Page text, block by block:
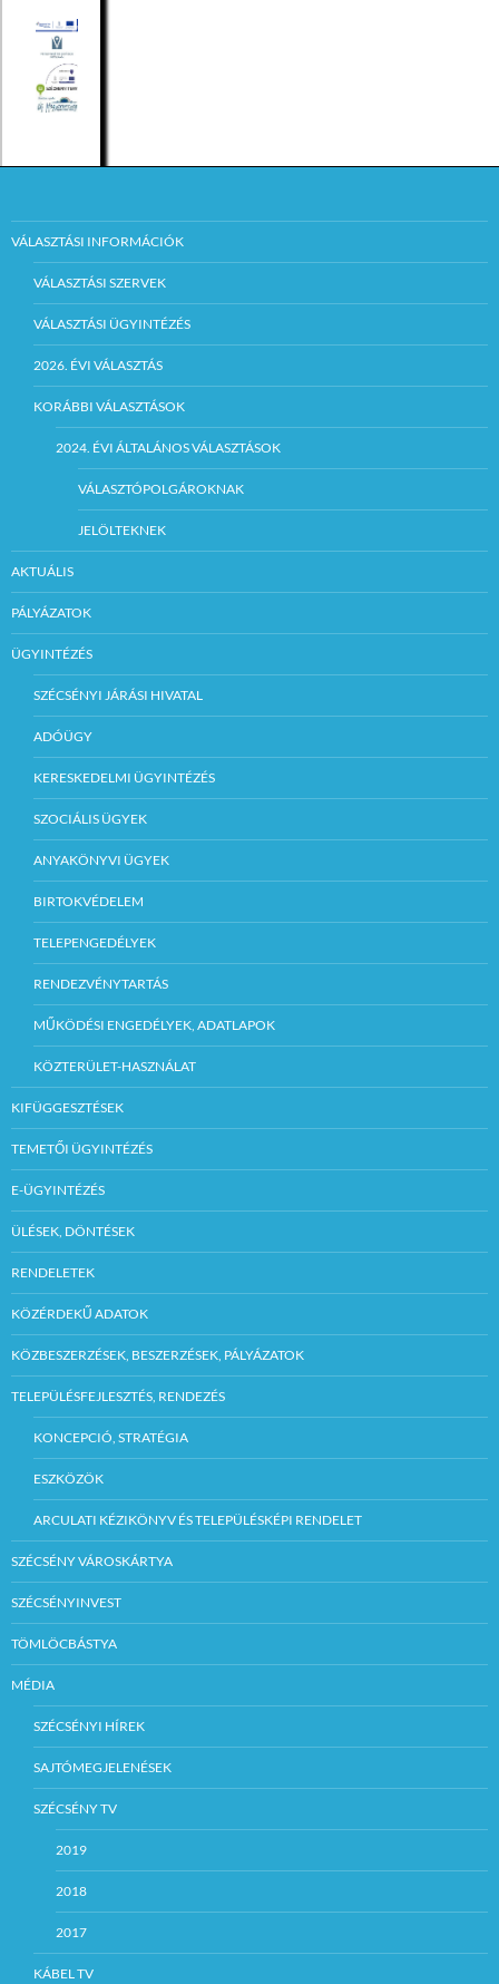
VÁLASZTÁSI INFORMÁCIÓK
VÁLASZTÁSI SZERVEK
VÁLASZTÁSI ÜGYINTÉZÉS
2026. ÉVI VÁLASZTÁS
KORÁBBI VÁLASZTÁSOK
2024. ÉVI ÁLTALÁNOS VÁLASZTÁSOK
VÁLASZTÓPOLGÁROKNAK
JELÖLTEKNEK
AKTUÁLIS
PÁLYÁZATOK
ÜGYINTÉZÉS
SZÉCSÉNYI JÁRÁSI HIVATAL
ADÓÜGY
KERESKEDELMI ÜGYINTÉZÉS
SZOCIÁLIS ÜGYEK
ANYAKÖNYVI ÜGYEK
BIRTOKVÉDELEM
TELEPENGEDÉLYEK
RENDEZVÉNYTARTÁS
MŰKÖDÉSI ENGEDÉLYEK, ADATLAPOK
KÖZTERÜLET-HASZNÁLAT
KIFÜGGESZTÉSEK
TEMETŐI ÜGYINTÉZÉS
E-ÜGYINTÉZÉS
ÜLÉSEK, DÖNTÉSEK
RENDELETEK
KÖZÉRDEKŰ ADATOK
KÖZBESZERZÉSEK, BESZERZÉSEK, PÁLYÁZATOK
TELEPÜLÉSFEJLESZTÉS, RENDEZÉS
KONCEPCIÓ, STRATÉGIA
ESZKÖZÖK
ARCULATI KÉZIKÖNYV ÉS TELEPÜLÉSKÉPI RENDELET
SZÉCSÉNY VÁROSKÁRTYA
SZÉCSÉNYINVEST
TÖMLÖCBÁSTYA
MÉDIA
SZÉCSÉNYI HÍREK
SAJTÓMEGJELENÉSEK
SZÉCSÉNY TV
2019
2018
2017
KÁBEL TV